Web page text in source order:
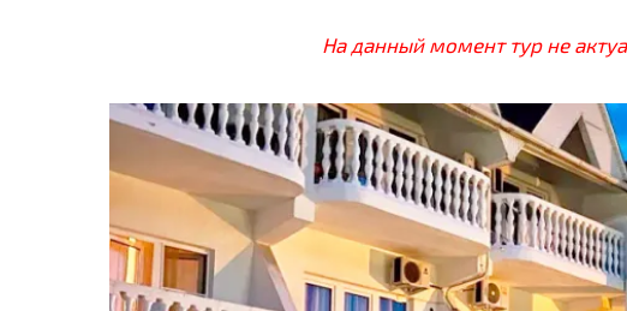
На данный момент тур не